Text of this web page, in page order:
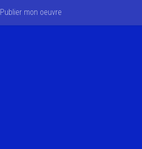
Publier mon oeuvre